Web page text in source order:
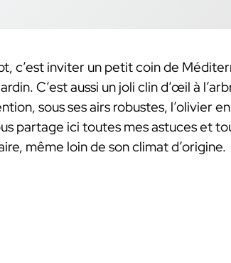
c’est inviter un petit coin de
C’est aussi un joli clin d’œil à
sous ses airs robustes, l’olivier
partage ici toutes mes astuces et
même loin de son climat d’origine.